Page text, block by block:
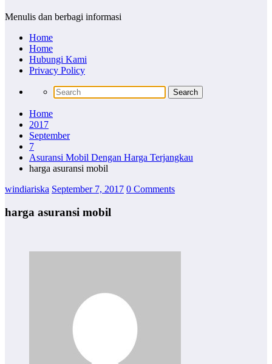
Menulis dan berbagi informasi
Home
Home
Hubungi Kami
Privacy Policy
Home
2017
September
7
Asuransi Mobil Dengan Harga Terjangkau
harga asuransi mobil
windiariska September 7, 2017 0 Comments
harga asuransi mobil